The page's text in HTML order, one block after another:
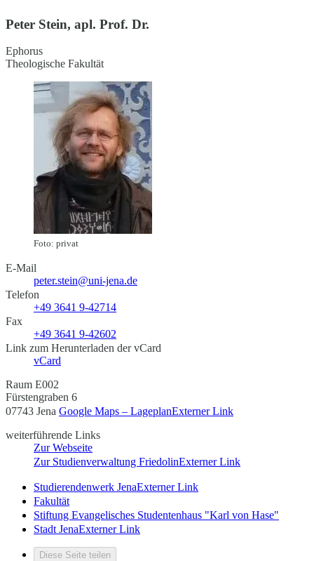
Peter Stein, apl. Prof. Dr.
Ephorus
Theologische Fakultät
Foto: privat
E-Mail
peter.stein@uni-jena.de
Telefon
+49 3641 9-42714
Fax
+49 3641 9-42602
Link zum Herunterladen der vCard
vCard
Raum E002
Fürstengraben 6
07743 Jena Google Maps – LageplanExterner Link
weiterführende Links
Zur Webseite
Zur Studienverwaltung FriedolinExterner Link
Studierendenwerk JenaExterner Link
Fakultät
Stiftung Evangelisches Studentenhaus ​"Karl von Hase"
Stadt JenaExterner Link
Diese Seite teilen